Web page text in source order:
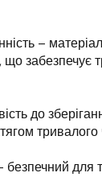
–
що забезпечує
до
тривалого
безпечний для